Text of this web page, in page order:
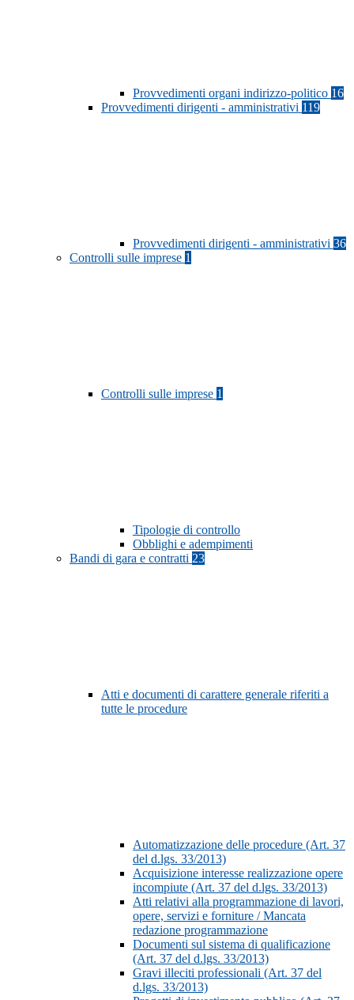
Provvedimenti organi indirizzo-politico 16
Provvedimenti dirigenti - amministrativi 119
Provvedimenti dirigenti - amministrativi 36
Controlli sulle imprese 1
Controlli sulle imprese 1
Tipologie di controllo
Obblighi e adempimenti
Bandi di gara e contratti 23
Atti e documenti di carattere generale riferiti a
tutte le procedure
Automatizzazione delle procedure (Art. 37
del d.lgs. 33/2013)
Acquisizione interesse realizzazione opere
incompiute (Art. 37 del d.lgs. 33/2013)
Atti relativi alla programmazione di lavori,
opere, servizi e forniture / Mancata
redazione programmazione
Documenti sul sistema di qualificazione
(Art. 37 del d.lgs. 33/2013)
Gravi illeciti professionali (Art. 37 del
d.lgs. 33/2013)